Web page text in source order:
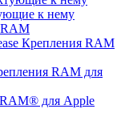
к нему
Крепления RAM
RAM для